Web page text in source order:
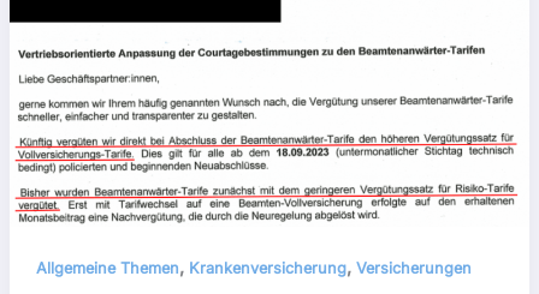
Allgemeine Themen, Krankenversicherung, Versicherungen